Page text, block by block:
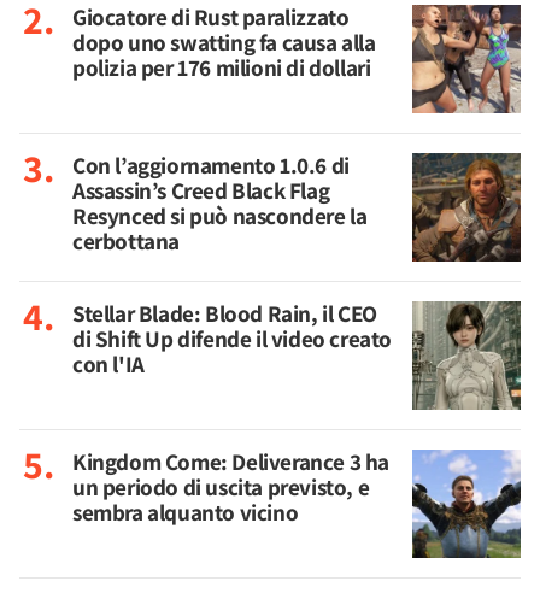
Giocatore di Rust paralizzato
dopo uno swatting fa causa alla
polizia per 176 milioni di dollari
Con l’aggiornamento 1.0.6 di
Assassin’s Creed Black Flag
Resynced si può nascondere la
cerbottana
Stellar Blade: Blood Rain, il CEO
di Shift Up difende il video creato
con l'IA
Kingdom Come: Deliverance 3 ha
un periodo di uscita previsto, e
sembra alquanto vicino